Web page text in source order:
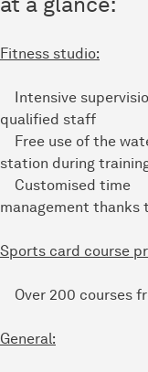
Fitness studio:
Intensive
qualified staff
Free use of the
station during
Customised time
management thanks
Sports card course
Over 200 courses
General: